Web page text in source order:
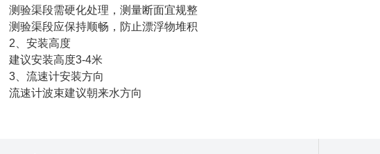
渠段需硬化处理，测量断面宜规整
渠段应保持顺畅，防止漂浮物堆积
安装高度
安装高度3-4米
流速计安装方向
计波束建议朝来水方向